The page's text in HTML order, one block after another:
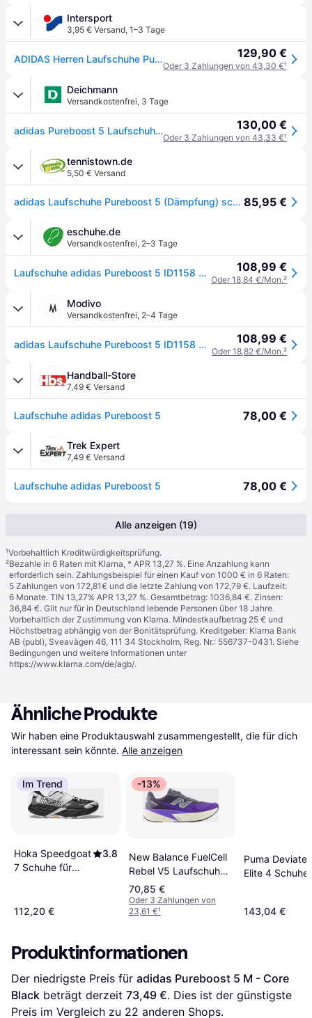
Intersport
3,95 € Versand, 1–3 Tage
ADIDAS Herren Laufschuhe Pureboost 5 129,90 €
Oder 3 Zahlungen von 43,30 €¹
Deichmann
Versandkostenfrei, 3 Tage
adidas Pureboost 5 Laufschuh Schwarz, Damen, Größe: 37 1/2, Material: Synthetik/Textil 130,00 €
Oder 3 Zahlungen von 43,33 €¹
tennistown.de
5,50 € Versand
adidas Laufschuhe Pureboost 5 (Dämpfung) schwarz/schwarz Herren 85,95 €
eschuhe.de
Versandkostenfrei, 2–3 Tage
Laufschuhe adidas Pureboost 5 ID1158 Schwarz 108,99 €
Oder 18,84 €/Mon.²
Modivo
Versandkostenfrei, 2–4 Tage
adidas Laufschuhe Pureboost 5 ID1158 Schwarz 108,99 €
Oder 18,82 €/Mon.²
Handball-Store
7,49 € Versand
Laufschuhe adidas Pureboost 5 78,00 €
Trek Expert
7,49 € Versand
Laufschuhe adidas Pureboost 5 78,00 €
Alle anzeigen (19)
¹Vorbehaltlich Kreditwürdigkeitsprüfung.
²Bezahle in 6 Raten mit Klarna, * APR 13,27 %. Eine Anzahlung kann
erforderlich sein. Zahlungsbeispiel für einen Kauf von 1000 € in 6 Raten:
5 Zahlungen von 172,81€ und die letzte Zahlung von 172,79 €. Laufzeit:
6 Monate. TIN 13,27% APR 13,27 %. Gesamtbetrag: 1036,84 €. Zinsen:
36,84 €. Gilt nur für in Deutschland lebende Personen über 18 Jahre.
Vorbehaltlich der Zustimmung von Klarna. Mindestkaufbetrag 25 € und
Höchstbetrag abhängig von der Bonitätsprüfung. Kreditgeber: Klarna Bank
AB (publ), Sveavägen 46, 111 34 Stockholm, Reg. Nr.: 556737-0431. Siehe
Bedingungen und weitere Informationen unter
https://www.klarna.com/de/agb/.
Ähnliche Produkte
Wir haben eine Produktauswahl zusammengestellt, die für dich
interessant sein könnte. Alle anzeigen
Im Trend
Hoka Speedgoat
7 Schuhe für
3.8
112,20 €
-13%
New Balance FuelCell
Rebel V5 Laufschuhe
- Blau
70,85 €
Oder 3 Zahlungen von
23,61 €¹
Puma Deviate
Elite 4 Schuhe
143,04 €
Produktinformationen
Der niedrigste Preis für adidas Pureboost 5 M - Core
Black beträgt derzeit 73,49 €. Dies ist der günstigste
Preis im Vergleich zu 22 anderen Shops.